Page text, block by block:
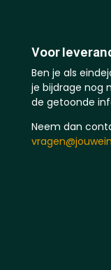
Voor
Ben je als
je bijdrage nog
de getoonde
Neem dan